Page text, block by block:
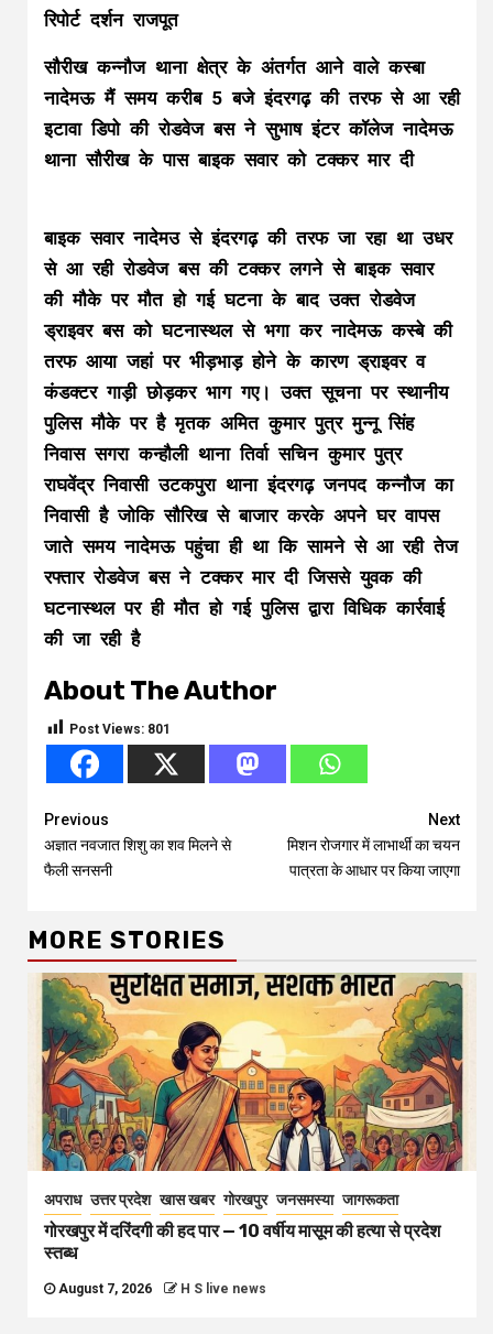
रिपोर्ट दर्शन राजपूत
सौरीख कन्नौज थाना क्षेत्र के अंतर्गत आने वाले कस्बा
नादेमऊ मैं समय करीब 5 बजे इंदरगढ़ की तरफ से आ रही
इटावा डिपो की रोडवेज बस ने सुभाष इंटर कॉलेज नादेमऊ
थाना सौरीख के पास बाइक सवार को टक्कर मार दी
बाइक सवार नादेमउ से इंदरगढ़ की तरफ जा रहा था उधर
से आ रही रोडवेज बस की टक्कर लगने से बाइक सवार
की मौके पर मौत हो गई घटना के बाद उक्त रोडवेज
ड्राइवर बस को घटनास्थल से भगा कर नादेमऊ कस्बे की
तरफ आया जहां पर भीड़भाड़ होने के कारण ड्राइवर व
कंडक्टर गाड़ी छोड़कर भाग गए। उक्त सूचना पर स्थानीय
पुलिस मौके पर है मृतक अमित कुमार पुत्र मुन्नू सिंह
निवास सगरा कन्हौली थाना तिर्वा सचिन कुमार पुत्र
राघवेंद्र निवासी उटकपुरा थाना इंदरगढ़ जनपद कन्नौज का
निवासी है जोकि सौरिख से बाजार करके अपने घर वापस
जाते समय नादेमऊ पहुंचा ही था कि सामने से आ रही तेज
रफ्तार रोडवेज बस ने टक्कर मार दी जिससे युवक की
घटनास्थल पर ही मौत हो गई पुलिस द्वारा विधिक कार्रवाई
की जा रही है
About The Author
Post Views: 801
Continue
Reading
Previous
अज्ञात नवजात शिशु का शव मिलने से
फैली सनसनी
Next
मिशन रोजगार में लाभार्थी का चयन
पात्रता के आधार पर किया जाएगा
MORE STORIES
अपराध उत्तर प्रदेश खास खबर गोरखपुर जनसमस्या जागरूकता
गोरखपुर में दरिंदगी की हद पार — 10 वर्षीय मासूम की हत्या से प्रदेश
स्तब्ध
August 7, 2026 H S live news